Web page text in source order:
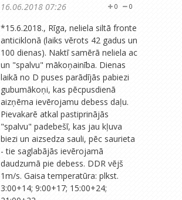
0
0
16.06.2018 07:26
*15.6.2018., Rīga, neliela siltā fronte
anticiklonā (laiks vērots 42 gadus un
100 dienas). Naktī samērā neliela ac
un "spalvu" mākoņainība. Dienas
laikā no D puses parādījās pabiezi
gubumākoņi, kas pēcpusdienā
aizņēma ievērojamu debess daļu.
Pievakarē atkal pastiprinājās
"spalvu" padebešī, kas jau kļuva
biezi un aizsedza sauli, pēc saurieta
- tie saglabājās ievērojamā
daudzumā pie debess. DDR vējš
1m/s. Gaisa temperatūra: plkst.
3:00+14; 9:00+17; 15:00+24;